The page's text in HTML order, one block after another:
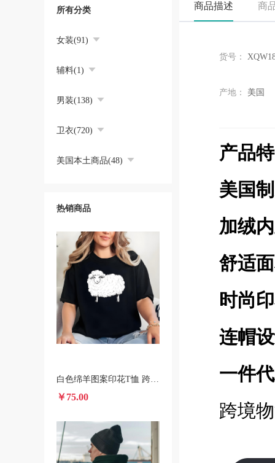
所有分类
女装(91)
辅料(1)
男装(138)
卫衣(720)
美国本土商品(48)
热销商品
白色绵羊图案印花T恤 跨境POD春夏短袖圆领休闲上衣 男女款
￥75.00
商品描述 商
货号：
产地： 美国
产品
美国
加绒
舒适
时尚
连帽
一件
跨境